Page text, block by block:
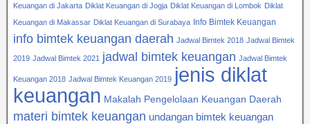
Keuangan di Jakarta Diklat Keuangan di Jogja Diklat Keuangan di Lombok Diklat
Keuangan di Makassar Diklat Keuangan di Surabaya Info Bimtek Keuangan
info bimtek keuangan daerah Jadwal Bimtek 2018 Jadwal Bimtek
2019 Jadwal Bimtek 2021 jadwal bimtek keuangan Jadwal Bimtek
Keuangan 2018 Jadwal Bimtek Keuangan 2019 jenis diklat
keuangan Makalah Pengelolaan Keuangan Daerah
materi bimtek keuangan undangan bimtek keuangan